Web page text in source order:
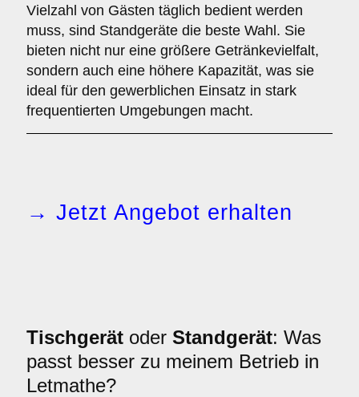
Vielzahl von Gästen täglich bedient werden
muss, sind Standgeräte die beste Wahl. Sie
bieten nicht nur eine größere Getränkevielfalt,
sondern auch eine höhere Kapazität, was sie
ideal für den gewerblichen Einsatz in stark
frequentierten Umgebungen macht.
→ Jetzt Angebot erhalten
Tischgerät oder Standgerät: Was
passt besser zu meinem Betrieb in
Letmathe?